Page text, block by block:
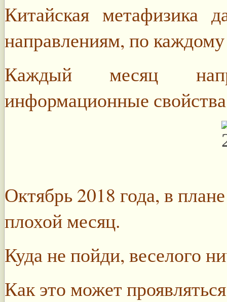
Китайская метафизика
направлениям, по
Каждый месяц
информационные
Октябрь 2018 года, в
плохой месяц.
Куда не пойди, веселого
Как это может